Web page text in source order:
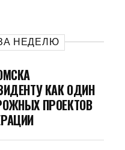
НЕДЕЛЮ
КАК ОДИН
ПРОЕКТОВ